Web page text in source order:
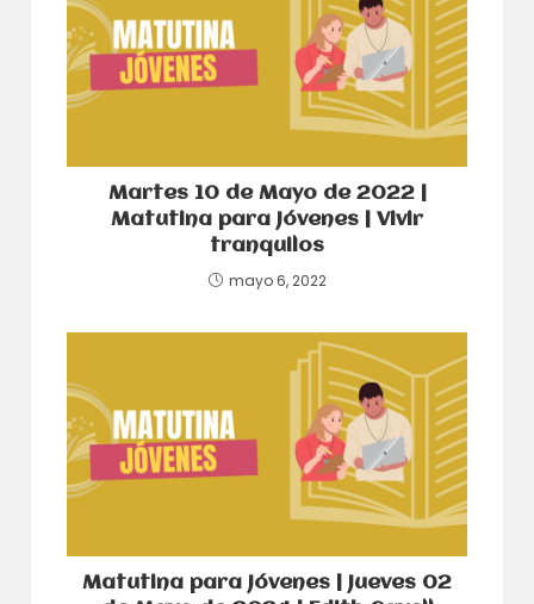
Martes 10 de Mayo de 2022 |
Matutina para Jóvenes | Vivir
tranquilos
mayo 6, 2022
Matutina para Jóvenes | Jueves 02